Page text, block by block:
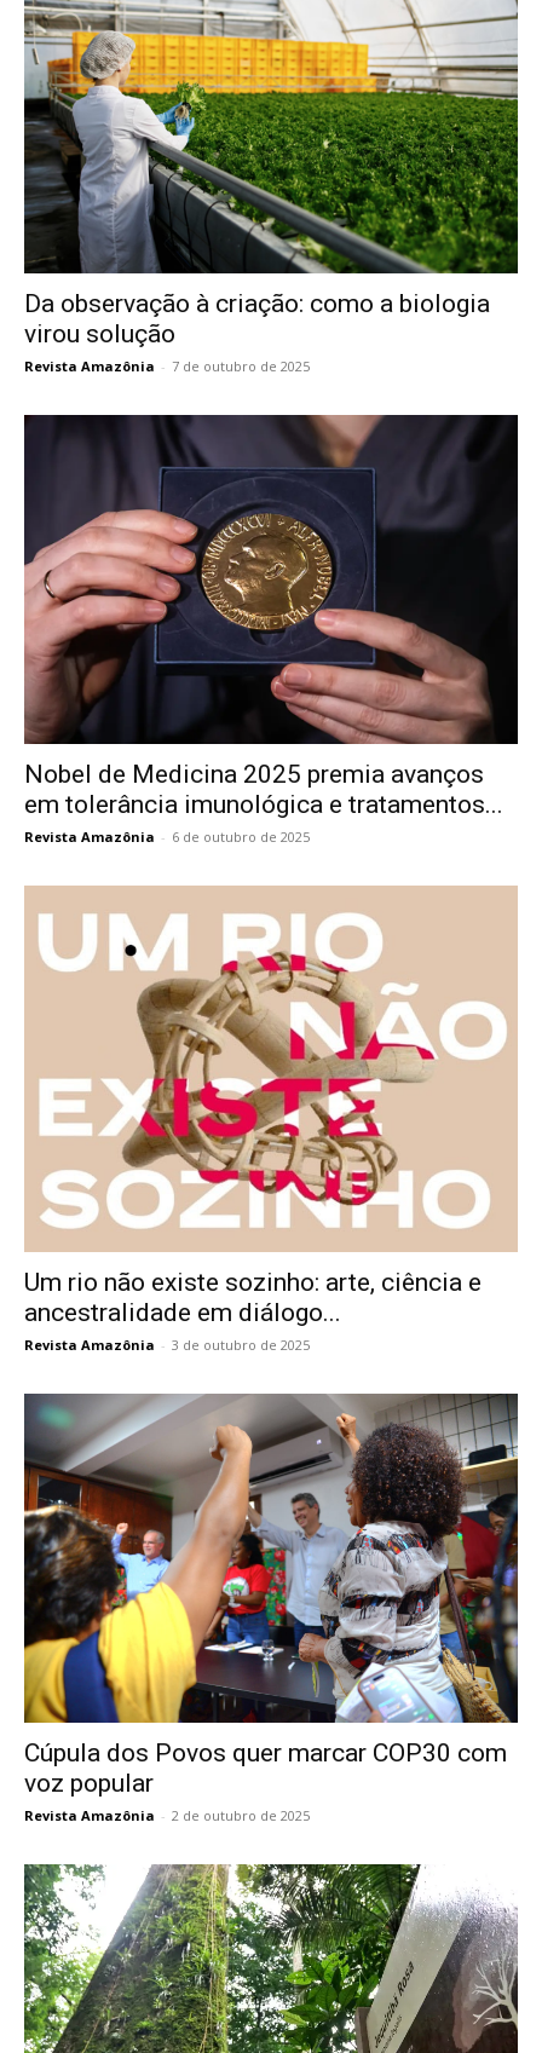
Da observação à criação: como a biologia
virou solução
Revista Amazônia - 7 de outubro de 2025
Nobel de Medicina 2025 premia avanços
em tolerância imunológica e tratamentos...
Revista Amazônia - 6 de outubro de 2025
Um rio não existe sozinho: arte, ciência e
ancestralidade em diálogo...
Revista Amazônia - 3 de outubro de 2025
Cúpula dos Povos quer marcar COP30 com
voz popular
Revista Amazônia - 2 de outubro de 2025